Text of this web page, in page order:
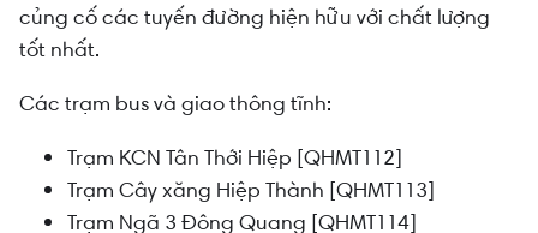
củng cố các tuyến đường hiện hữu với chất lượng
tốt nhất.
Các trạm bus và giao thông tĩnh:
Trạm KCN Tân Thới Hiệp [QHMT112]
Trạm Cây xăng Hiệp Thành [QHMT113]
Trạm Ngã 3 Đông Quang [QHMT114]